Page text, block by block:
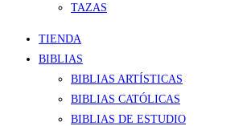
TAZAS
TIENDA
BIBLIAS
BIBLIAS ARTÍSTICAS
BIBLIAS CATÓLICAS
BIBLIAS DE ESTUDIO